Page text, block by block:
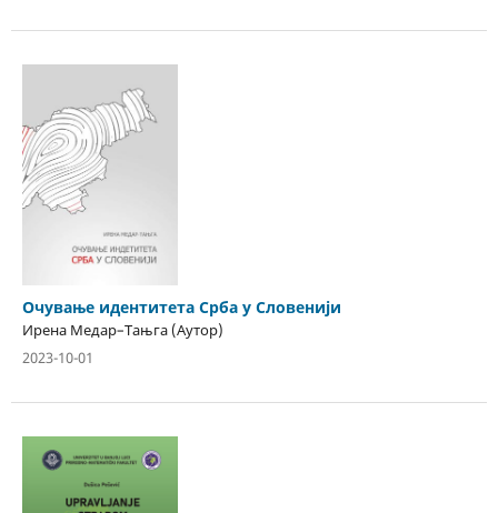
Очување идентитета Срба у Словенији
Ирена Медар–Тањга (Аутор)
2023-10-01